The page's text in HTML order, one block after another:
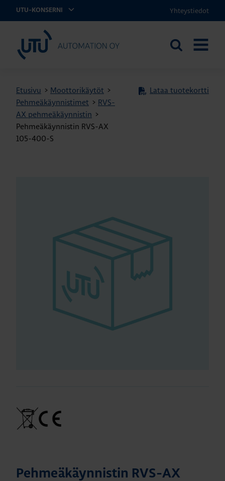
UTU-KONSERNI Yhteystiedot
UTU Automation
Etsi
Etusivu > Moottorikäytöt >
Pehmeäkäynnistimet > RVS-
AX pehmeäkäynnistin >
Pehmeäkäynnistin RVS-AX
105-400-S
Lataa tuotekortti
Pehmeäkäynnistin RVS-AX